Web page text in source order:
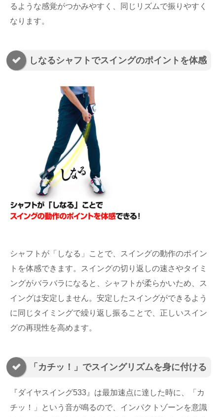
るような感覚がつかみやすく、同じリズムで振りやすく
なります。
しなるシャフトでスイングのポイントを体感
シャフトが「しなる」ことで、スイングの動作のポイン
トを体感できます。スイングの切り返しの速さやタイミ
ングがバラバラになると、シャフトが柔らかいため、ス
イングは安定しません。安定したスイングができるよう
に同じタイミングで繰り返し振ることで、正しいスイン
グの再現性を高めます。
「カチッ！」でスイングリズムを身に付ける
『ダイヤスイング533』は最加速点に達した時に、「カ
チッ！」という音が鳴るので、インパクトゾーンを意識